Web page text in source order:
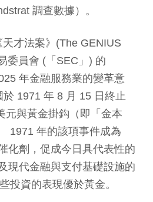
調查數據）。
才法案》(The GENIUS
委員會 (「SEC」) 的
年金融服務業的變革意
1971 年 8 月 15 日終止
元與黃金掛鈎（即「金本
1971 年的該項事件成為
化劑，促成今日具代表性的
現代金融與支付基礎設施的
投資的表現優於黃金。